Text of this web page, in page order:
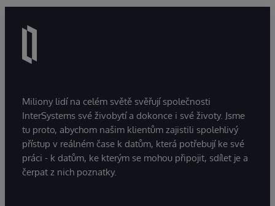
Miliony lidí na celém světě svěřují společnosti
InterSystems své živobytí a dokonce i své životy. Jsme
tu proto, abychom našim klientům zajistili spolehlivý
přístup v reálném čase k datům, která potřebují ke své
práci - k datům, ke kterým se mohou připojit, sdílet je a
čerpat z nich poznatky.